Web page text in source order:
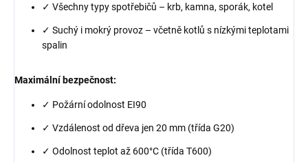
✓ Všechny typy spotřebičů – krb, kamna, sporák, kotel
✓ Suchý i mokrý provoz – včetně kotlů s nízkými teplotami
spalin
Maximální bezpečnost:
✓ Požární odolnost EI90
✓ Vzdálenost od dřeva jen 20 mm (třída G20)
✓ Odolnost teplot až 600°C (třída T600)